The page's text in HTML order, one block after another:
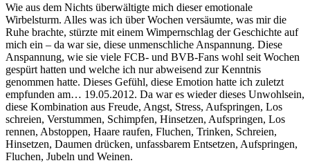
Wie aus dem Nichts überwältigte mich dieser emotionale
Wirbelsturm. Alles was ich über Wochen versäumte, was mir die
Ruhe brachte, stürzte mit einem Wimpernschlag der Geschichte auf
mich ein – da war sie, diese unmenschliche Anspannung. Diese
Anspannung, wie sie viele FCB- und BVB-Fans wohl seit Wochen
gespürt hatten und welche ich nur abweisend zur Kenntnis
genommen hatte. Dieses Gefühl, diese Emotion hatte ich zuletzt
empfunden am… 19.05.2012. Da war es wieder dieses Unwohlsein,
diese Kombination aus Freude, Angst, Stress, Aufspringen, Los
schreien, Verstummen, Schimpfen, Hinsetzen, Aufspringen, Los
rennen, Abstoppen, Haare raufen, Fluchen, Trinken, Schreien,
Hinsetzen, Daumen drücken, unfassbarem Entsetzen, Aufspringen,
Fluchen, Jubeln und Weinen.